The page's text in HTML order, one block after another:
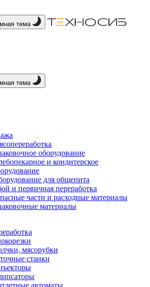
тема
тема
оборудование
и кондитерское
для общепита
и первичная переработка
части и расходные материалы
материалы
мясорубки
станки
автоматы